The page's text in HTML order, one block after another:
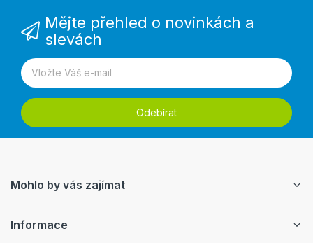
Mějte přehled o novinkách a
slevách
Odebírat
Mohlo by vás zajímat
Informace